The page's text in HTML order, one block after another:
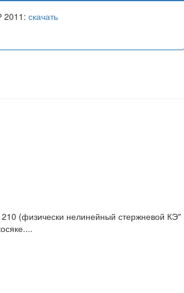
2011: скачать
(физически нелинейный стержневой КЭ"